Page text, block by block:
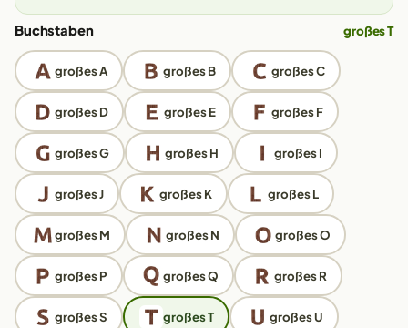
Buchstaben großes T
großes A großes B großes C
großes D großes E großes F
großes G großes H großes I
großes J großes K großes L
großes M großes N großes O
großes P großes Q großes R
großes S großes T großes U